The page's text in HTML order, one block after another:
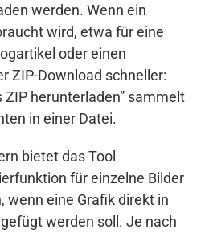
werden. Wenn ein
wird, etwa für eine
oder einen
ZIP-Download schneller:
ZIP herunterladen” sammelt
in einer Datei.
bietet das Tool
für einzelne Bilder
wenn eine Grafik direkt in
werden soll. Je nach